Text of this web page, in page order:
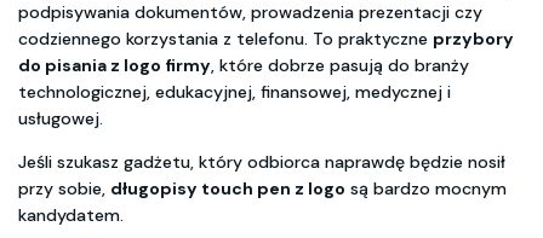
podpisywania dokumentów, prowadzenia prezentacji czy
codziennego korzystania z telefonu. To praktyczne przybory
do pisania z logo firmy, które dobrze pasują do branży
technologicznej, edukacyjnej, finansowej, medycznej i
usługowej.
Jeśli szukasz gadżetu, który odbiorca naprawdę będzie nosił
przy sobie, długopisy touch pen z logo są bardzo mocnym
kandydatem.